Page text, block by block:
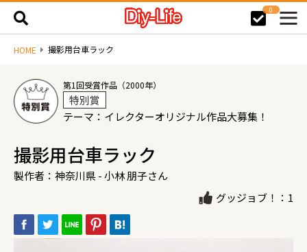
0
HOME 撮影用台車ラック
第1回受賞作品（2000年）
特別賞
テーマ：イレクターオリジナル作品大募集！
撮影用台車ラック
製作者：神奈川県 - 小林 朋子さん
グッジョブ！：1